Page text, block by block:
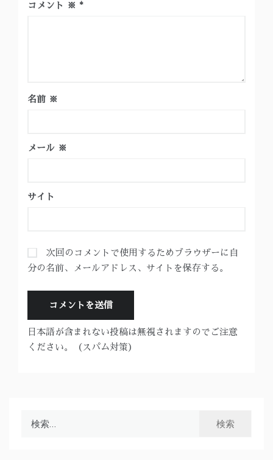
コメント ※
名前 ※
メール ※
サイト
次回のコメントで使用するためブラウザーに自
分の名前、メールアドレス、サイトを保存する。
日本語が含まれない投稿は無視されますのでご注意
ください。（スパム対策）